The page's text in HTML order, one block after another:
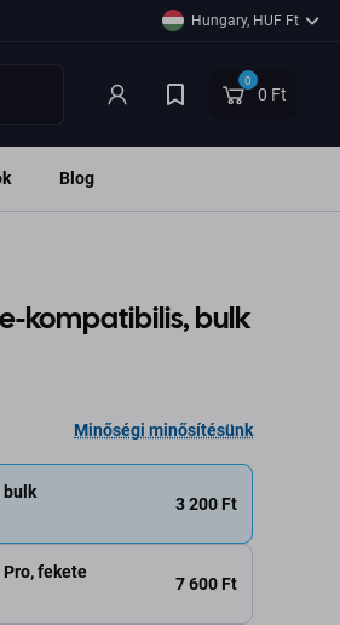
Hungary, HUF Ft
0
0 Ft
Blog
kompatibilis, bulk
Minőségi minősítésünk
Pro, fekete
7 600 Ft
bulk
3 200 Ft